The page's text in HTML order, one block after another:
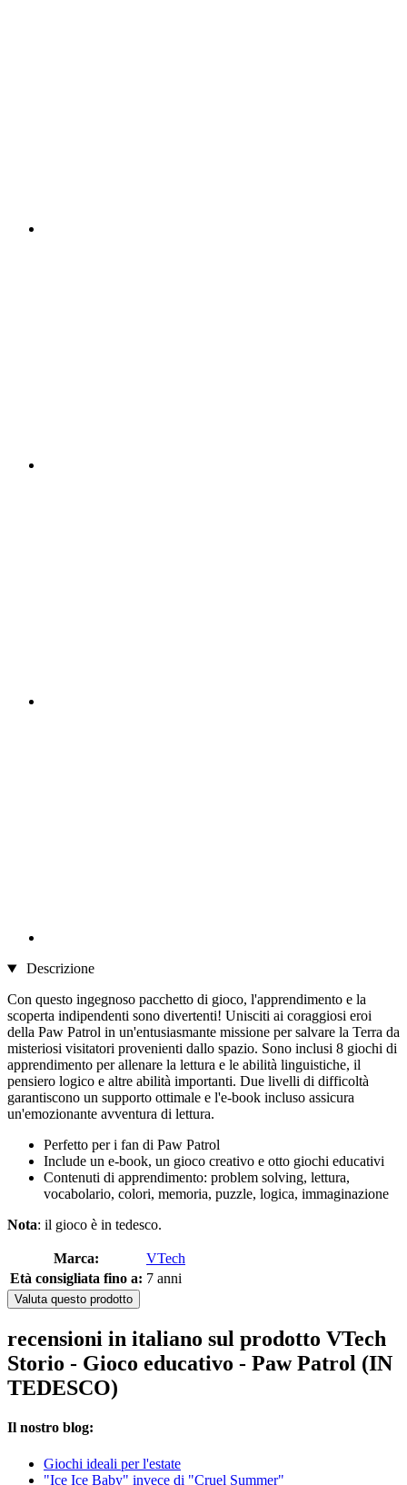
Descrizione
Con questo ingegnoso pacchetto di gioco, l'apprendimento e la
scoperta indipendenti sono divertenti! Unisciti ai coraggiosi eroi
della Paw Patrol in un'entusiasmante missione per salvare la Terra da
misteriosi visitatori provenienti dallo spazio. Sono inclusi 8 giochi di
apprendimento per allenare la lettura e le abilità linguistiche, il
pensiero logico e altre abilità importanti. Due livelli di difficoltà
garantiscono un supporto ottimale e l'e-book incluso assicura
un'emozionante avventura di lettura.
Perfetto per i fan di Paw Patrol
Include un e-book, un gioco creativo e otto giochi educativi
Contenuti di apprendimento: problem solving, lettura,
vocabolario, colori, memoria, puzzle, logica, immaginazione
Nota: il gioco è in tedesco.
Marca:
VTech
Età consigliata fino a: 7 anni
Valuta questo prodotto
recensioni in italiano sul prodotto VTech
Storio - Gioco educativo - Paw Patrol (IN
TEDESCO)
Il nostro blog:
Giochi ideali per l'estate
"Ice Ice Baby" invece di "Cruel Summer"